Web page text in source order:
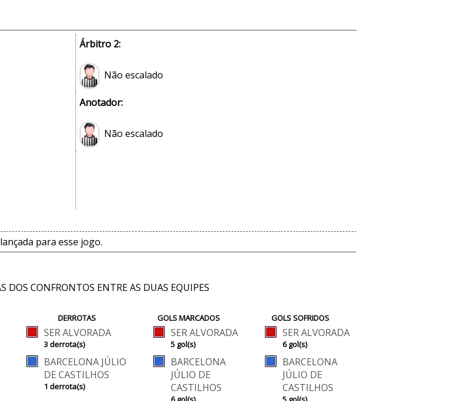
Árbitro 2:
Não escalado
Anotador:
Não escalado
para esse jogo.
DOS CONFRONTOS ENTRE AS DUAS EQUIPES
DERROTAS
SER ALVORADA
3 derrota(s)
BARCELONA JÚLIO
DE CASTILHOS
1 derrota(s)
GOLS MARCADOS
SER ALVORADA
5 gol(s)
BARCELONA
JÚLIO DE
CASTILHOS
GOLS SOFRIDOS
SER ALVORADA
6 gol(s)
BARCELONA
JÚLIO DE
CASTILHOS